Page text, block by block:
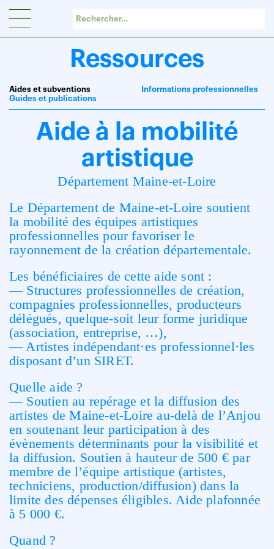
Ressources
Aides et subventions
Guides et publications
Informations professionnelles
Aide à la mobilité
artistique
Département Maine-et-Loire
Le Département de Maine-et-Loire soutient
la mobilité des équipes artistiques
professionnelles pour favoriser le
rayonnement de la création départementale.
Les bénéficiaires de cette aide sont :
— Structures professionnelles de création,
compagnies professionnelles, producteurs
délégués, quelque-soit leur forme juridique
(association, entreprise, …),
— Artistes indépendant·es professionnel·les
disposant d’un SIRET.
Quelle aide ?
— Soutien au repérage et la diffusion des
artistes de Maine-et-Loire au-delà de l’Anjou
en soutenant leur participation à des
évènements déterminants pour la visibilité et
la diffusion. Soutien à hauteur de 500 € par
membre de l’équipe artistique (artistes,
techniciens, production/diffusion) dans la
limite des dépenses éligibles. Aide plafonnée
à 5 000 €.
Quand ?